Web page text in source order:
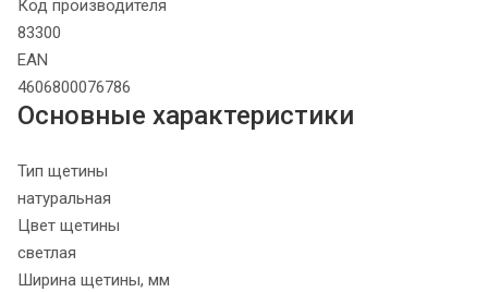
Код производителя
83300
EAN
4606800076786
Основные характеристики
Тип щетины
натуральная
Цвет щетины
светлая
Ширина щетины, мм